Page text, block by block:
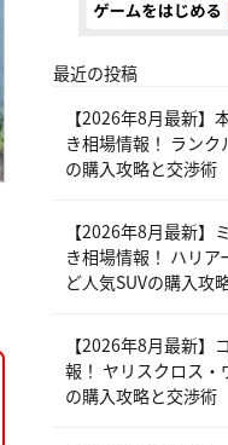
最近の投稿
【2026年8月最新】
き相場情報！ ラン
の購入攻略と交渉術
【2026年8月最新】
き相場情報！ ハリ
ど人気SUVの購入攻
【2026年8月最新】
報！ ヤリスクロス
の購入攻略と交渉術